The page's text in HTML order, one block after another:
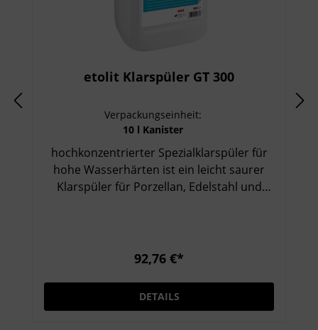
etolit Klarspüler GT 300
Verpackungseinheit:
10 l Kanister
hochkonzentrierter Spezialklarspüler für
hohe Wasserhärten ist ein leicht saurer
Klarspüler für Porzellan, Edelstahl und
Nachspülleitung und in der Klarspülzone
schaumreduzierende Wirkung aus liefert
92,76 €*
DETAILS